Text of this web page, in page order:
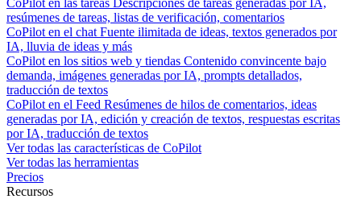
CoPilot en las tareas Descripciones de tareas generadas por IA,
resúmenes de tareas, listas de verificación, comentarios
CoPilot en el chat Fuente ilimitada de ideas, textos generados por
IA, lluvia de ideas y más
CoPilot en los sitios web y tiendas Contenido convincente bajo
demanda, imágenes generadas por IA, prompts detallados,
traducción de textos
CoPilot en el Feed Resúmenes de hilos de comentarios, ideas
generadas por IA, edición y creación de textos, respuestas escritas
por IA, traducción de textos
Ver todas las características de CoPilot
Ver todas las herramientas
Precios
Recursos